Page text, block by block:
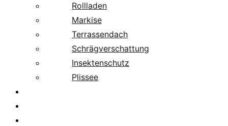
Rollladen
Markise
Terrassendach
Schrägverschattung
Insektenschutz
Plissee